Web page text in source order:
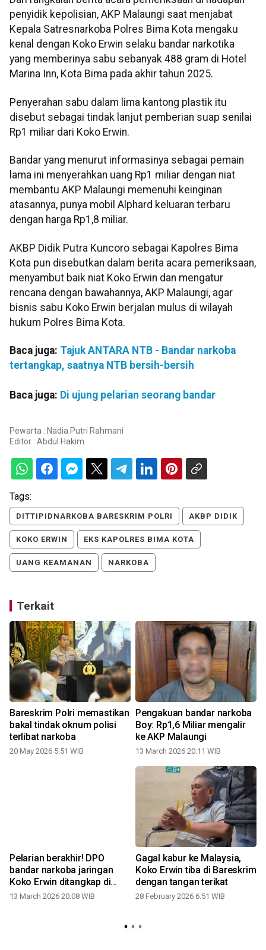
penyidik kepolisian, AKP Malaungi saat menjabat
Kepala Satresnarkoba Polres Bima Kota mengaku
kenal dengan Koko Erwin selaku bandar narkotika
yang memberinya sabu sebanyak 488 gram di Hotel
Marina Inn, Kota Bima pada akhir tahun 2025.
Penyerahan sabu dalam lima kantong plastik itu
disebut sebagai tindak lanjut pemberian suap senilai
Rp1 miliar dari Koko Erwin.
Bandar yang menurut informasinya sebagai pemain
lama ini menyerahkan uang Rp1 miliar dengan niat
membantu AKP Malaungi memenuhi keinginan
atasannya, punya mobil Alphard keluaran terbaru
dengan harga Rp1,8 miliar.
AKBP Didik Putra Kuncoro sebagai Kapolres Bima
Kota pun disebutkan dalam berita acara pemeriksaan,
menyambut baik niat Koko Erwin dan mengatur
rencana dengan bawahannya, AKP Malaungi, agar
bisnis sabu Koko Erwin berjalan mulus di wilayah
hukum Polres Bima Kota.
Baca juga: Tajuk ANTARA NTB - Bandar narkoba
tertangkap, saatnya NTB bersih-bersih
Baca juga: Di ujung pelarian seorang bandar
Pewarta : Nadia Putri Rahmani
Editor : Abdul Hakim
Tags:
DITTIPIDNARKOBA BARESKRIM POLRI AKBP DIDIK
KOKO ERWIN EKS KAPOLRES BIMA KOTA
UANG KEAMANAN NARKOBA
Terkait
Bareskrim Polri memastikan
bakal tindak oknum polisi
terlibat narkoba
20 May 2026 5:51 WIB
Pengakuan bandar narkoba
Boy: Rp1,6 Miliar mengalir
ke AKP Malaungi
13 March 2026 20:11 WIB
Pelarian berakhir! DPO
bandar narkoba jaringan
Koko Erwin ditangkap di
Pontianak
13 March 2026 20:08 WIB
Gagal kabur ke Malaysia,
Koko Erwin tiba di Bareskrim
dengan tangan terikat
28 February 2026 6:51 WIB